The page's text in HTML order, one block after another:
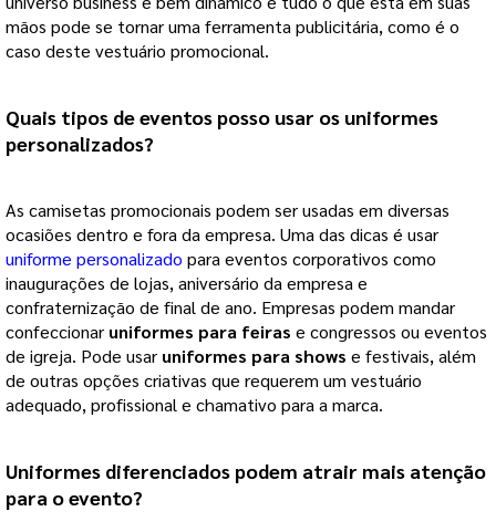
mãos pode se tornar uma ferramenta publicitária, como é o
caso deste vestuário promocional.
Quais tipos de eventos posso usar os uniformes
personalizados?
As camisetas promocionais podem ser usadas em diversas
uniforme personalizado para eventos corporativos como
inaugurações de lojas, aniversário da empresa e
confraternização de final de ano. Empresas podem mandar
confeccionar uniformes para feiras e congressos ou eventos
de igreja. Pode usar uniformes para shows e festivais, além
de outras opções criativas que requerem um vestuário
adequado, profissional e chamativo para a marca.
Uniformes diferenciados podem atrair mais atenção
para o evento?